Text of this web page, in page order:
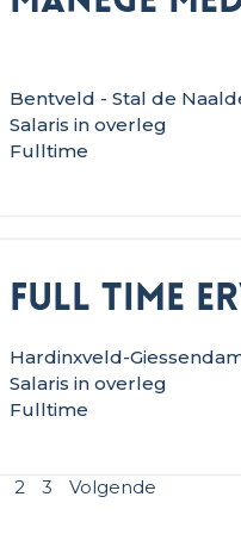
Bentveld - Stal de
Salaris in overleg
Fulltime
Full time
Hardinxveld-
Salaris in overleg
Fulltime
2 3 Volgende